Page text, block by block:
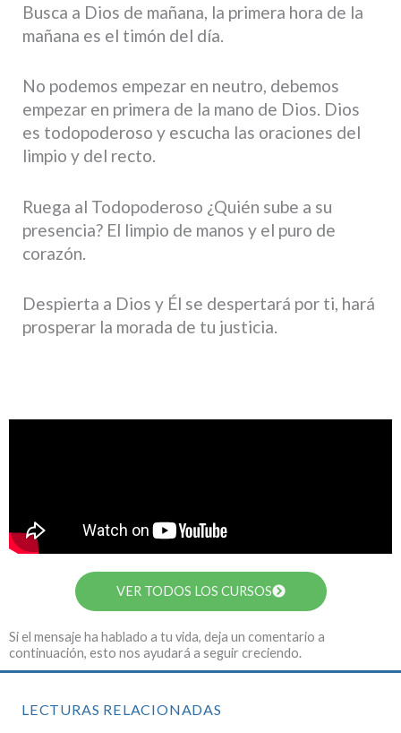
Busca a Dios de mañana, la primera hora de la
mañana es el timón del día.
No podemos empezar en neutro, debemos
empezar en primera de la mano de Dios. Dios
es todopoderoso y escucha las oraciones del
limpio y del recto.
Ruega al Todopoderoso ¿Quién sube a su
presencia? El limpio de manos y el puro de
corazón.
Despierta a Dios y Él se despertará por ti, hará
prosperar la morada de tu justicia.
VER TODOS LOS CURSOS
Si el mensaje ha hablado a tu vida, deja un comentario a
continuación, esto nos ayudará a seguir creciendo.
LECTURAS RELACIONADAS